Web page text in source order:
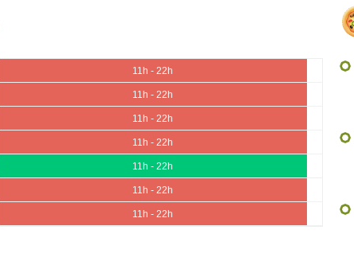
11h - 22h
11h - 22h
11h - 22h
11h - 22h
11h - 22h
11h - 22h
11h - 22h